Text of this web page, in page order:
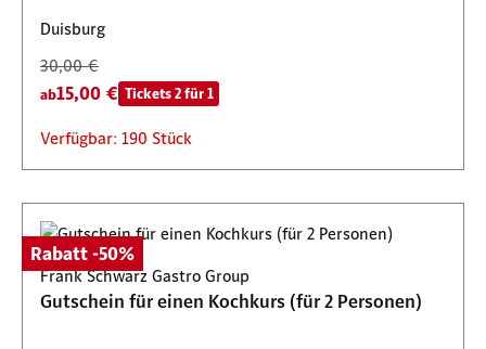
Duisburg
30,00 €
ab15,00 € Tickets 2 für 1
Verfügbar: 190 Stück
Rabatt -50%
Frank Schwarz Gastro Group
Gutschein für einen Kochkurs (für 2 Personen)